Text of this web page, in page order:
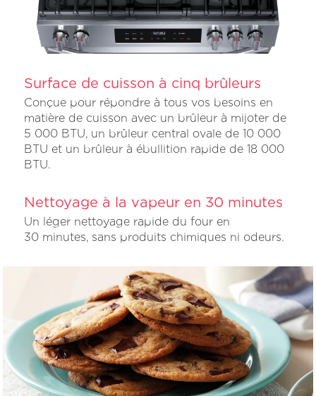
Surface de cuisson à cinq brûleurs
Conçue pour répondre à tous vos besoins en
matière de cuisson avec un brûleur à mijoter de
5 000 BTU, un brûleur central ovale de 10 000
BTU et un brûleur à ébullition rapide de 18 000
BTU.
Nettoyage à la vapeur en 30 minutes
Un léger nettoyage rapide du four en
30 minutes, sans produits chimiques ni odeurs.